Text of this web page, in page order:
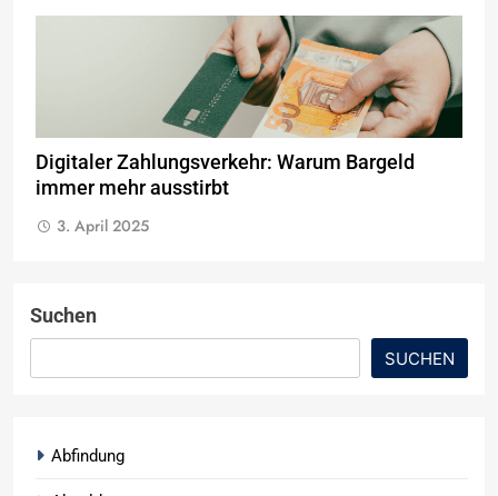
Digitaler Zahlungsverkehr: Warum Bargeld
immer mehr ausstirbt
3. April 2025
Suchen
SUCHEN
Abfindung